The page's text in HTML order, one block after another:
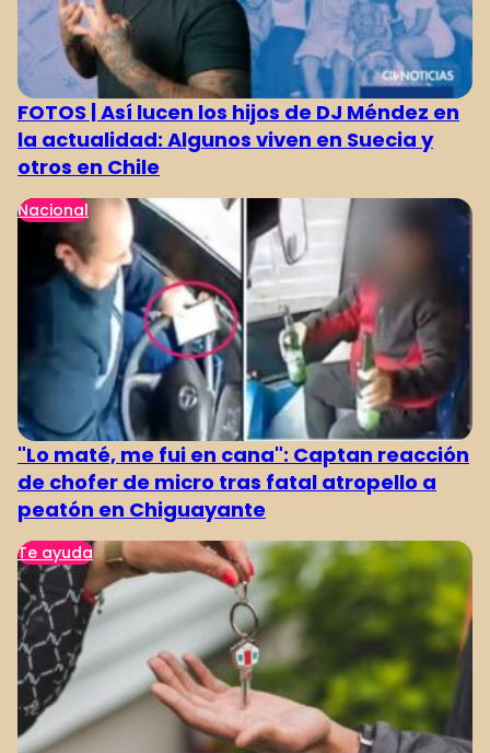
FOTOS | Así lucen los hijos de DJ Méndez en
la actualidad: Algunos viven en Suecia y
otros en Chile
Nacional
"Lo maté, me fui en cana": Captan reacción
de chofer de micro tras fatal atropello a
peatón en Chiguayante
Te ayuda